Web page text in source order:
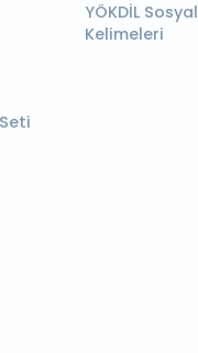
YÖKDİL Sosyal
Kelimeleri